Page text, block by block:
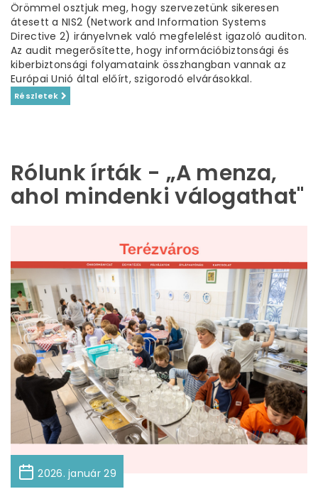
Örömmel osztjuk meg, hogy szervezetünk sikeresen
átesett a NIS2 (Network and Information Systems
Directive 2) irányelvnek való megfelelést igazoló auditon.
Az audit megerősítette, hogy információbiztonsági és
kiberbiztonsági folyamataink összhangban vannak az
Európai Unió által előírt, szigorodó elvárásokkal.
Részletek
Rólunk írták - „A menza,
ahol mindenki válogathat"
2026. január 29